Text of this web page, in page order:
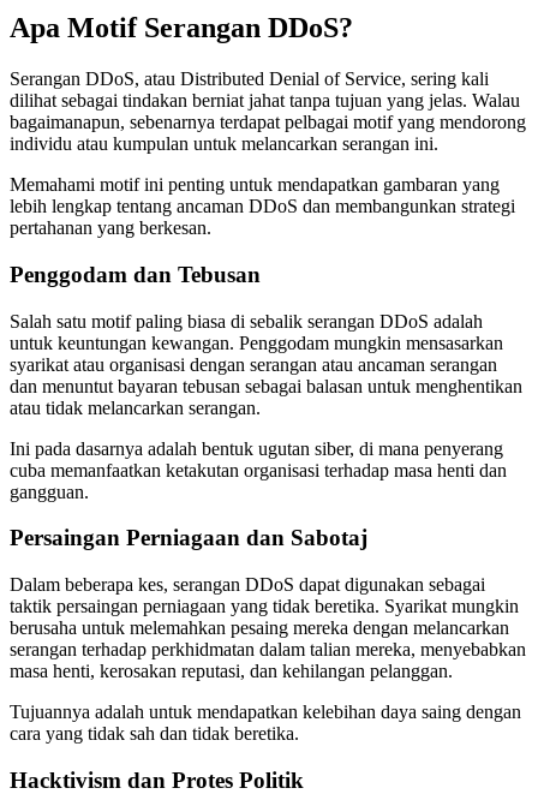
Apa Motif Serangan DDoS?
Serangan DDoS, atau Distributed Denial of Service, sering kali
dilihat sebagai tindakan berniat jahat tanpa tujuan yang jelas. Walau
bagaimanapun, sebenarnya terdapat pelbagai motif yang mendorong
individu atau kumpulan untuk melancarkan serangan ini.
Memahami motif ini penting untuk mendapatkan gambaran yang
lebih lengkap tentang ancaman DDoS dan membangunkan strategi
pertahanan yang berkesan.
Penggodam dan Tebusan
Salah satu motif paling biasa di sebalik serangan DDoS adalah
untuk keuntungan kewangan. Penggodam mungkin mensasarkan
syarikat atau organisasi dengan serangan atau ancaman serangan
dan menuntut bayaran tebusan sebagai balasan untuk menghentikan
atau tidak melancarkan serangan.
Ini pada dasarnya adalah bentuk ugutan siber, di mana penyerang
cuba memanfaatkan ketakutan organisasi terhadap masa henti dan
gangguan.
Persaingan Perniagaan dan Sabotaj
Dalam beberapa kes, serangan DDoS dapat digunakan sebagai
taktik persaingan perniagaan yang tidak beretika. Syarikat mungkin
berusaha untuk melemahkan pesaing mereka dengan melancarkan
serangan terhadap perkhidmatan dalam talian mereka, menyebabkan
masa henti, kerosakan reputasi, dan kehilangan pelanggan.
Tujuannya adalah untuk mendapatkan kelebihan daya saing dengan
cara yang tidak sah dan tidak beretika.
Hacktivism dan Protes Politik